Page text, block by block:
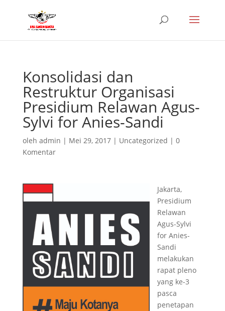
Konsolidasi dan
Restruktur Organisasi
Presidium Relawan Agus-
Sylvi for Anies-Sandi
oleh admin | Mei 29, 2017| Uncategorized | 0
Komentar
Jakarta,
Presidium
Relawan
Agus-Sylvi
for Anies-
Sandi
melakukan
rapat pleno
yang ke-3
pasca
penetapan